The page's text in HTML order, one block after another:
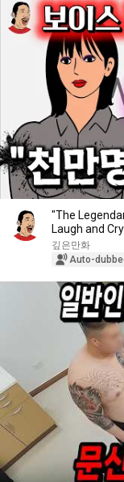
"The
Laugh and
깊은만화
Auto-